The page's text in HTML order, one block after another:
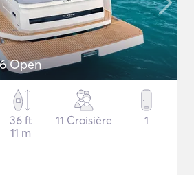
Open
36 ft
11 m
11 Croisière 1